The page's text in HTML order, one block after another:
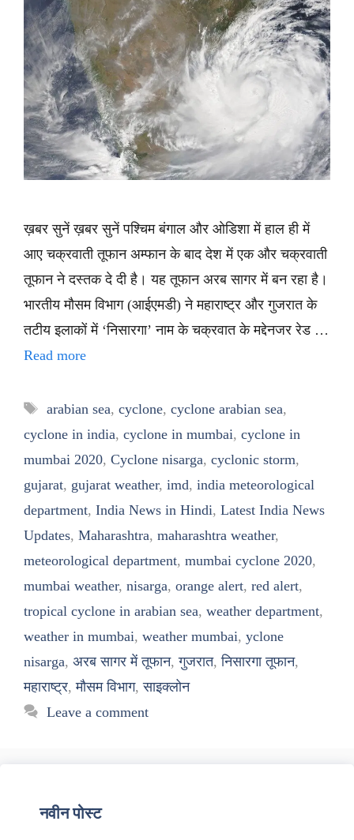
ख़बर सुनें ख़बर सुनें पश्चिम बंगाल और ओडिशा में हाल ही में
आए चक्रवाती तूफान अम्फान के बाद देश में एक और चक्रवाती
तूफान ने दस्तक दे दी है। यह तूफान अरब सागर में बन रहा है।
भारतीय मौसम विभाग (आईएमडी) ने महाराष्ट्र और गुजरात के
तटीय इलाकों में ‘निसारगा’ नाम के चक्रवात के मद्देनजर रेड …
Read more
Tags
arabian sea, cyclone, cyclone arabian sea,
cyclone in india, cyclone in mumbai, cyclone in
mumbai 2020, Cyclone nisarga, cyclonic storm,
gujarat, gujarat weather, imd, india meteorological
department, India News in Hindi, Latest India News
Updates, Maharashtra, maharashtra weather,
meteorological department, mumbai cyclone 2020,
mumbai weather, nisarga, orange alert, red alert,
tropical cyclone in arabian sea, weather department,
weather in mumbai, weather mumbai, yclone
nisarga, अरब सागर में तूफान,गुजरात,निसारगा तूफान,
महाराष्ट्र,मौसम विभाग,साइक्लोन
Leave a comment
नवीन पोस्ट